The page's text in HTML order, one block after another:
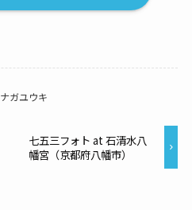
ガユウキ
七五三フォト at 石清水八
幡宮（京都府八幡市）